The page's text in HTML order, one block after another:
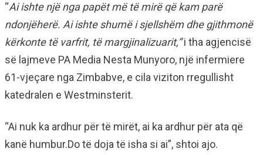
“Ai ishte një nga papët më të mirë që kam parë
ndonjëherë. Ai ishte shumë i sjellshëm dhe gjithmonë
kërkonte të varfrit, të margjinalizuarit,”i tha agjencisë
së lajmeve PA Media Nesta Munyoro, një infermiere
61-vjeçare nga Zimbabve, e cila viziton rregullisht
katedralen e Westminsterit.
“Ai nuk ka ardhur për të mirët, ai ka ardhur për ata që
kanë humbur.Do të doja të isha si ai”, shtoi ajo.